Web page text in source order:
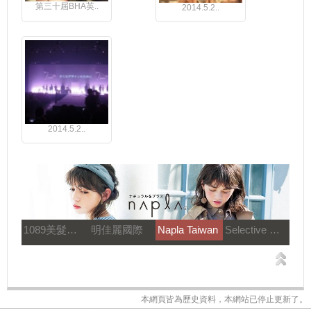
第三十屆BHA英.. 2014.5.2..
2014.5.2..
1089美髮教育團隊 明佳麗國際 Napla Taiwan Selective 雪樂媞
本網頁皆為歷史資料，本網站已停止更新了。